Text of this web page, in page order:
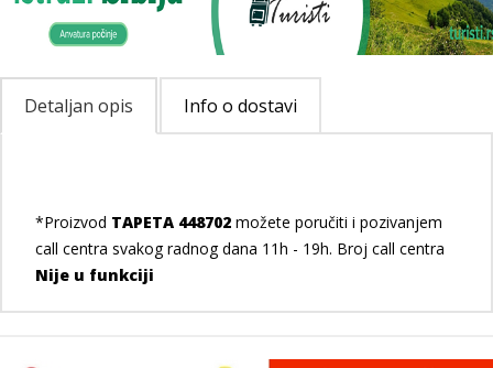
Detaljan opis Info o dostavi
*Proizvod TAPETA 448702 možete poručiti i pozivanjem
call centra svakog radnog dana 11h - 19h. Broj call centra
Nije u funkciji